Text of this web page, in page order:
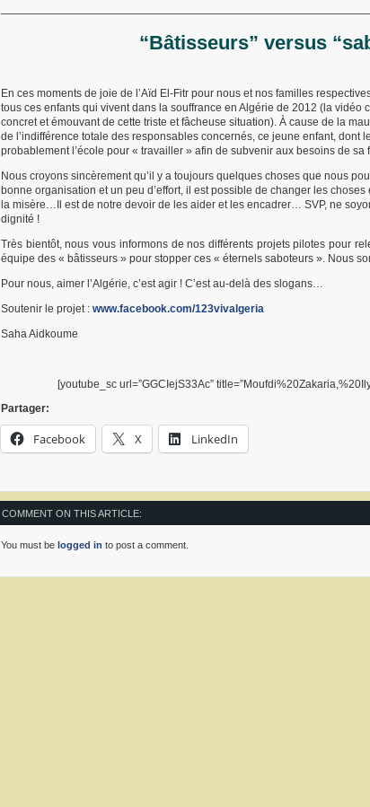
“Bâtisseurs” versus
En ces moments de joie de l’Aïd El-Fitr pour nous et nos familles
tous ces enfants qui vivent dans la souffrance en Algérie de 2012 (la vidéo
concret et émouvant de cette triste et fâcheuse situation). À cause de la
de l’indifférence totale des responsables concernés, ce jeune enfant, dont
probablement l’école pour « travailler » afin de subvenir aux besoins de sa
Nous croyons sincèrement qu’il y a toujours quelques choses que nous
bonne organisation et un peu d’effort, il est possible de changer les
la misère…Il est de notre devoir de les aider et les encadrer… SVP, ne
dignité !
Très bientôt, nous vous informons de nos différents projets pilotes pour
équipe des « bâtisseurs » pour stopper ces « éternels saboteurs ». Nous
Pour nous, aimer l’Algérie, c’est agir ! C’est au-delà des slogans…
Soutenir le projet : www.facebook.com/123vivalgeria
Saha Aidkoume
[youtube_sc url=”GGCIejS33Ac”
Partager:
Facebook X LinkedIn
COMMENT ON THIS ARTICLE:
You must be logged in to post a comment.